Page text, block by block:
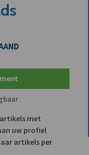
met
uw profiel
artikels per